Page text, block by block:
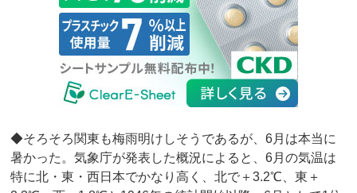
◆そろそろ関東も梅雨明けしそうであるが、6月は本当に
暑かった。気象庁が発表した概況によると、6月の気温は
特に北・東・西日本でかなり高く、北で＋3.2℃、東＋